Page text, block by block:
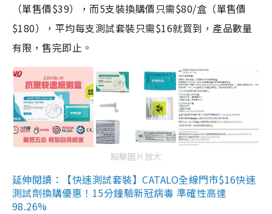
（單售價$39），而5支裝換購價只需$80/盒（單售價
$180），平均每支測試套裝只需$16就買到，產品數量
有限，售完即止。
點擊圖片放大
延伸閱讀：【快速測試套裝】CATALO全線門市$16快速
測試劑換購優惠！15分鐘驗新冠病毒 準確性高達
98.26%